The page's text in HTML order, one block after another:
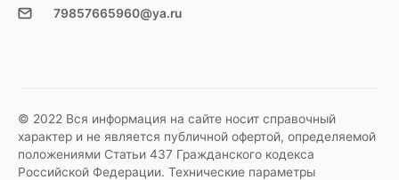
79857665960@ya.ru
© 2022 Вся информация на сайте носит справочный
характер и не является публичной офертой, определяемой
положениями Статьи 437 Гражданского кодекса
Российской Федерации. Технические параметры